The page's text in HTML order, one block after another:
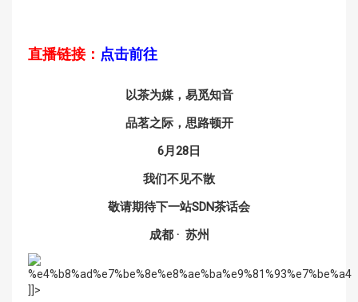
直播链接： 点击前往
以茶为媒，易觅知音
品茗之际，思路顿开
6月28日
我们不见不散
敬请期待下一站SDN茶话会
成都 · 苏州
]]>